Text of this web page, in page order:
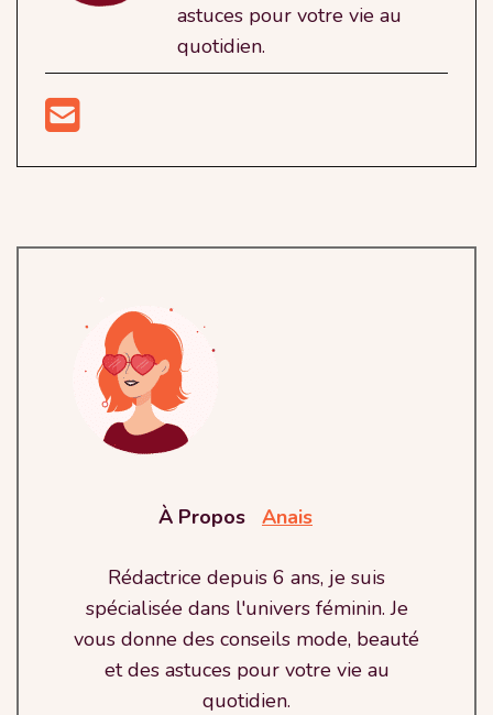
astuces pour votre vie au
quotidien.
À Propos Anais
Rédactrice depuis 6 ans, je suis
spécialisée dans l'univers féminin. Je
vous donne des conseils mode, beauté
et des astuces pour votre vie au
quotidien.